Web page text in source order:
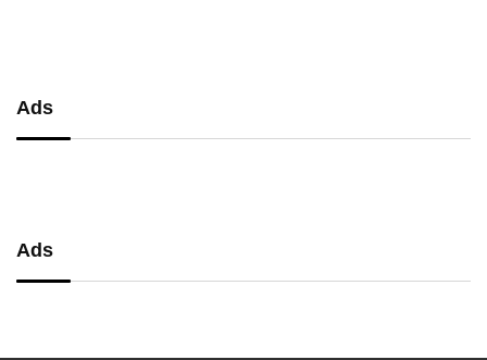
Ads
Ads